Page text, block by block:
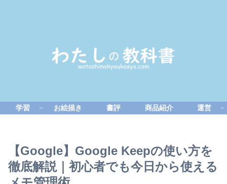
学習 お絵描き 書評 商品紹介 運営
【Google】Google Keepの使い方を
徹底解説｜初心者でも今日から使える